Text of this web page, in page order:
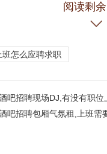
阅读剩
怎么应聘求职
吧招聘现场DJ,有没有职位
吧招聘包厢气氛租,上班需